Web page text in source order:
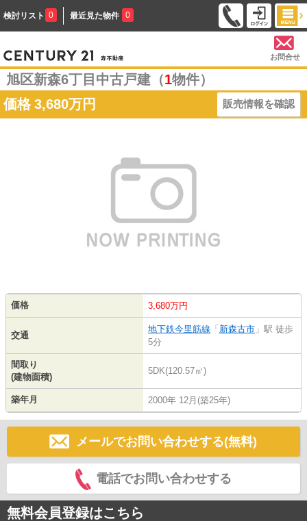
検討リスト 0 最近見た物件 0
お問合せ
旭区新森6丁目中古戸建（1物件）
価格 3,680万円 販売情報を確認
価格 3,680万円
交通
地下鉄今里筋線 「 新森古市 」駅 徒歩
5分
間取り
(建物面積)
5DK(120.57㎡)
築年月 2000年 12月(築25年)
メールでお問い合わせする(無料)
電話でお問い合わせする
無料会員登録はこちら